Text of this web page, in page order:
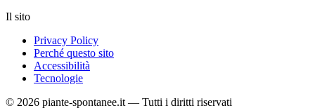
Il sito
Privacy Policy
Perché questo sito
Accessibilità
Tecnologie
© 2026 piante-spontanee.it — Tutti i diritti riservati